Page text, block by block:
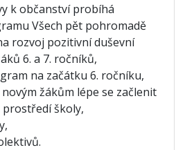
k občanství probíhá
Všech pět pohromadě
rozvoj pozitivní duševní
6. a 7. ročníků,
na začátku 6. ročníku,
žákům lépe se začlenit
školy,